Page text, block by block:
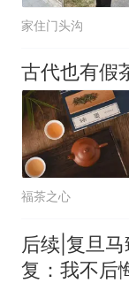
家住门头沟
古代也有假
福茶之心
后续|复旦
复：我不后